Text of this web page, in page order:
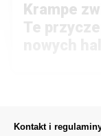
Krampe
Te
Kontakt i